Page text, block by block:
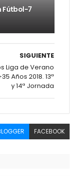
Fútbol-7
SIGUIENTE
Liga de Verano
Años 2018. 13ª
y 14ª Jornada
FACEBOOK